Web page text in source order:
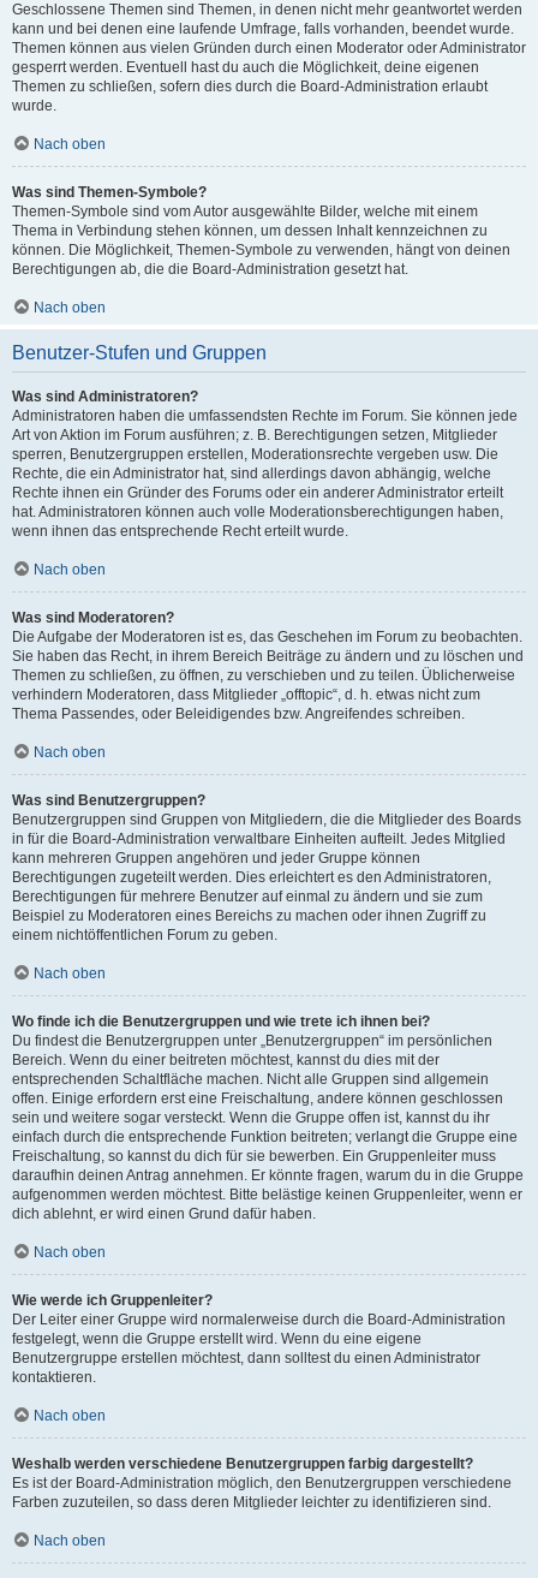
Geschlossene Themen sind Themen, in denen nicht mehr geantwortet werden
kann und bei denen eine laufende Umfrage, falls vorhanden, beendet wurde.
Themen können aus vielen Gründen durch einen Moderator oder Administrator
gesperrt werden. Eventuell hast du auch die Möglichkeit, deine eigenen
Themen zu schließen, sofern dies durch die Board-Administration erlaubt
wurde.
Nach oben
Was sind Themen-Symbole?
Themen-Symbole sind vom Autor ausgewählte Bilder, welche mit einem
Thema in Verbindung stehen können, um dessen Inhalt kennzeichnen zu
können. Die Möglichkeit, Themen-Symbole zu verwenden, hängt von deinen
Berechtigungen ab, die die Board-Administration gesetzt hat.
Nach oben
Benutzer-Stufen und Gruppen
Was sind Administratoren?
Administratoren haben die umfassendsten Rechte im Forum. Sie können jede
Art von Aktion im Forum ausführen; z. B. Berechtigungen setzen, Mitglieder
sperren, Benutzergruppen erstellen, Moderationsrechte vergeben usw. Die
Rechte, die ein Administrator hat, sind allerdings davon abhängig, welche
Rechte ihnen ein Gründer des Forums oder ein anderer Administrator erteilt
hat. Administratoren können auch volle Moderationsberechtigungen haben,
wenn ihnen das entsprechende Recht erteilt wurde.
Nach oben
Was sind Moderatoren?
Die Aufgabe der Moderatoren ist es, das Geschehen im Forum zu beobachten.
Sie haben das Recht, in ihrem Bereich Beiträge zu ändern und zu löschen und
Themen zu schließen, zu öffnen, zu verschieben und zu teilen. Üblicherweise
verhindern Moderatoren, dass Mitglieder „offtopic“, d. h. etwas nicht zum
Thema Passendes, oder Beleidigendes bzw. Angreifendes schreiben.
Nach oben
Was sind Benutzergruppen?
Benutzergruppen sind Gruppen von Mitgliedern, die die Mitglieder des Boards
in für die Board-Administration verwaltbare Einheiten aufteilt. Jedes Mitglied
kann mehreren Gruppen angehören und jeder Gruppe können
Berechtigungen zugeteilt werden. Dies erleichtert es den Administratoren,
Berechtigungen für mehrere Benutzer auf einmal zu ändern und sie zum
Beispiel zu Moderatoren eines Bereichs zu machen oder ihnen Zugriff zu
einem nichtöffentlichen Forum zu geben.
Nach oben
Wo finde ich die Benutzergruppen und wie trete ich ihnen bei?
Du findest die Benutzergruppen unter „Benutzergruppen“ im persönlichen
Bereich. Wenn du einer beitreten möchtest, kannst du dies mit der
entsprechenden Schaltfläche machen. Nicht alle Gruppen sind allgemein
offen. Einige erfordern erst eine Freischaltung, andere können geschlossen
sein und weitere sogar versteckt. Wenn die Gruppe offen ist, kannst du ihr
einfach durch die entsprechende Funktion beitreten; verlangt die Gruppe eine
Freischaltung, so kannst du dich für sie bewerben. Ein Gruppenleiter muss
daraufhin deinen Antrag annehmen. Er könnte fragen, warum du in die Gruppe
aufgenommen werden möchtest. Bitte belästige keinen Gruppenleiter, wenn er
dich ablehnt, er wird einen Grund dafür haben.
Nach oben
Wie werde ich Gruppenleiter?
Der Leiter einer Gruppe wird normalerweise durch die Board-Administration
festgelegt, wenn die Gruppe erstellt wird. Wenn du eine eigene
Benutzergruppe erstellen möchtest, dann solltest du einen Administrator
kontaktieren.
Nach oben
Weshalb werden verschiedene Benutzergruppen farbig dargestellt?
Es ist der Board-Administration möglich, den Benutzergruppen verschiedene
Farben zuzuteilen, so dass deren Mitglieder leichter zu identifizieren sind.
Nach oben